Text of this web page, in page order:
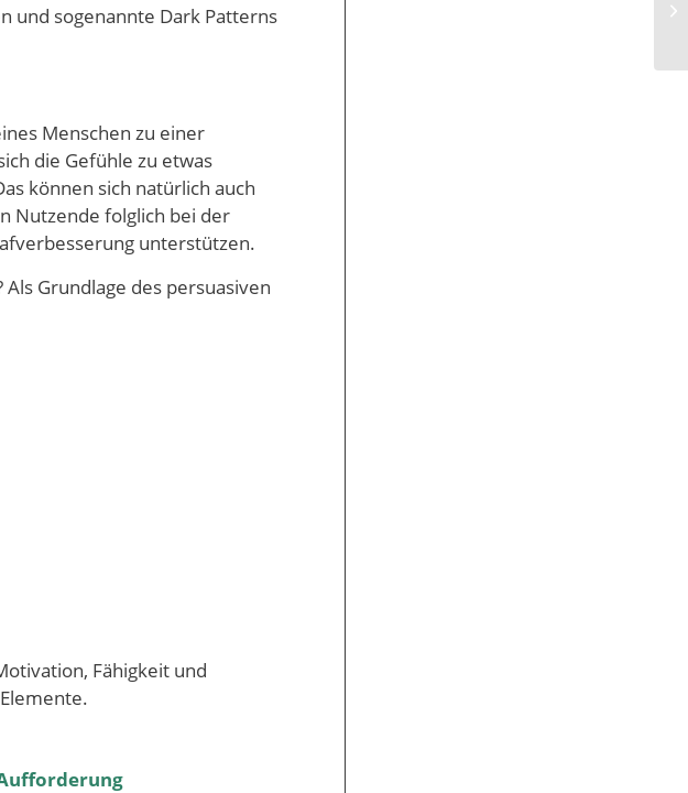
und sogenannte Dark Patterns
Menschen zu einer
die Gefühle zu etwas
können sich natürlich auch
Nutzende folglich bei der
unterstützen.
Grundlage des persuasiven
Fähigkeit und